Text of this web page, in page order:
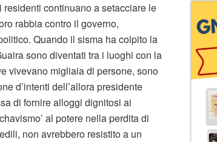
continuano a setacciare le
rabbia contro il governo,
Quando il sisma ha colpito la
sono diventati tra i luoghi con la
vivevano migliaia di persone, sono
d’intenti dell’allora presidente
di fornire alloggi dignitosi ai
al potere nella perdita di
non avrebbero resistito a un